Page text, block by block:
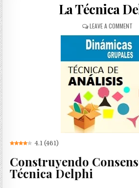
La Técnica
LEAVE A COMMENTON
LA
4.1 (461)
Construyendo
Técnica Delphi